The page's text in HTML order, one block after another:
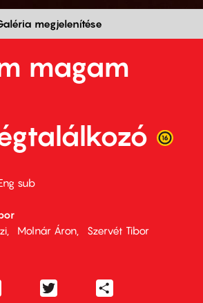
megjelenítése
magam
sub
Molnár Áron Szervét Tibor
Facebook